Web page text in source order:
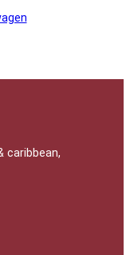
caribbean,